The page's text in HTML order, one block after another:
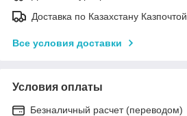
Доставка по Казахстану Казпочтой
Все условия доставки
Условия оплаты
Безналичный расчет (переводом)